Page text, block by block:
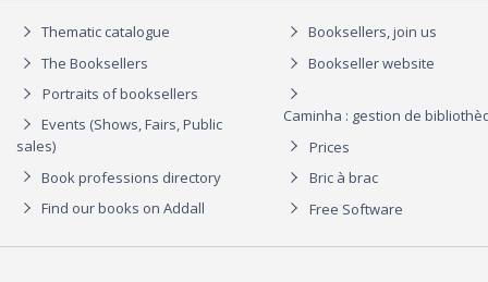
Thematic catalogue
The Booksellers
Portraits of booksellers
Events (Shows, Fairs, Public
sales)
Book professions directory
Find our books on Addall
Booksellers, join us
Bookseller website
Caminha : gestion de
Prices
Bric à brac
Free Software